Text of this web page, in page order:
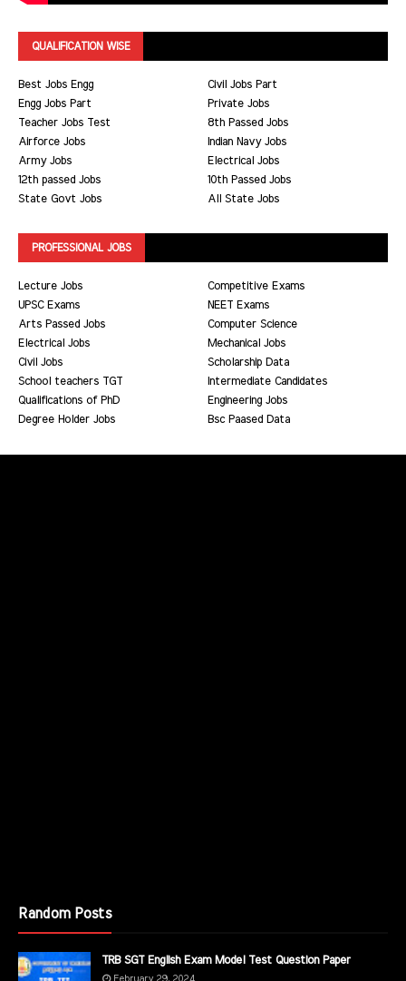
QUALIFICATION WISE
Best Jobs Engg
Civil Jobs Part
Engg Jobs Part
Private Jobs
Teacher Jobs Test
8th Passed Jobs
Airforce Jobs
Indian Navy Jobs
Army Jobs
Electrical Jobs
12th passed Jobs
10th Passed Jobs
State Govt Jobs
All State Jobs
PROFESSIONAL JOBS
Lecture Jobs
Competitive Exams
UPSC Exams
NEET Exams
Arts Passed Jobs
Computer Science
Electrical Jobs
Mechanical Jobs
Civil Jobs
Scholarship Data
School teachers TGT
Intermediate Candidates
Qualifications of PhD
Engineering Jobs
Degree Holder Jobs
Bsc Paased Data
Random Posts
TRB SGT English Exam Model Test Question Paper
February 29, 2024